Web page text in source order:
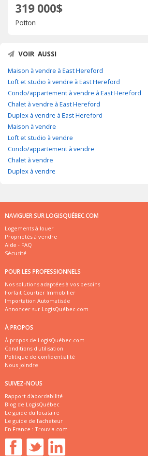
319 000$
Potton
VOIR AUSSI
Maison à vendre à East Hereford
Loft et studio à vendre à East Hereford
Condo/appartement à vendre à East Hereford
Chalet à vendre à East Hereford
Duplex à vendre à East Hereford
Maison à vendre
Loft et studio à vendre
Condo/appartement à vendre
Chalet à vendre
Duplex à vendre
NAVIGUER SUR LOGISQUÉBEC.COM
Logements à louer
Propriétés à vendre
Aide - FAQ
Sécurité
POUR LES PROFESSIONNELS
Nos solutions adaptées à vos besoins
Forfait Courtier Immobilier
Importation Automatisée
Annoncer sur LogisQuébec.com
À PROPOS
À propos de LogisQuébec.com
Conditions d'utilisation
Politique de confidentialité
Nous joindre
SUIVEZ-NOUS
Rapport d'abordabilité
Blog de LogisQuébec
Le guide du locataire
Le guide de l'acheteur
En France : Trouvia.com